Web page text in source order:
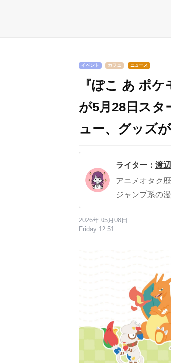
イベント カフェ ニュース
『ぽこ あ ポ
が5月28日ス
ュー、グッズ
ライター： 渡
アニメオタク
ジャンプ系の
2026年 05月08日
Friday 12:51